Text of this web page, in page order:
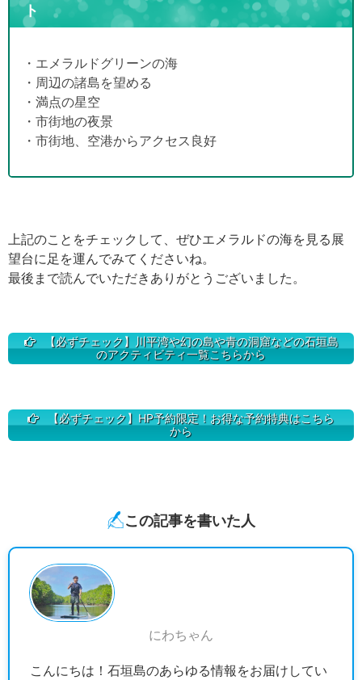
ト
・エメラルドグリーンの海
・周辺の諸島を望める
・満点の星空
・市街地の夜景
・市街地、空港からアクセス良好
上記のことをチェックして、ぜひエメラルドの海を見る展
望台に足を運んでみてくださいね。
最後まで読んでいただきありがとうございました。
【必ずチェック】川平湾や幻の島や青の洞窟などの石垣島
のアクティビティ一覧こちらから
【必ずチェック】HP予約限定！お得な予約特典はこちら
から
この記事を書いた人
にわちゃん
こんにちは！石垣島のあらゆる情報をお届けしてい